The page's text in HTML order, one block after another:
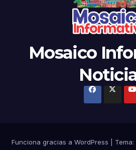
Mosaico
Funciona gracias a WordPress